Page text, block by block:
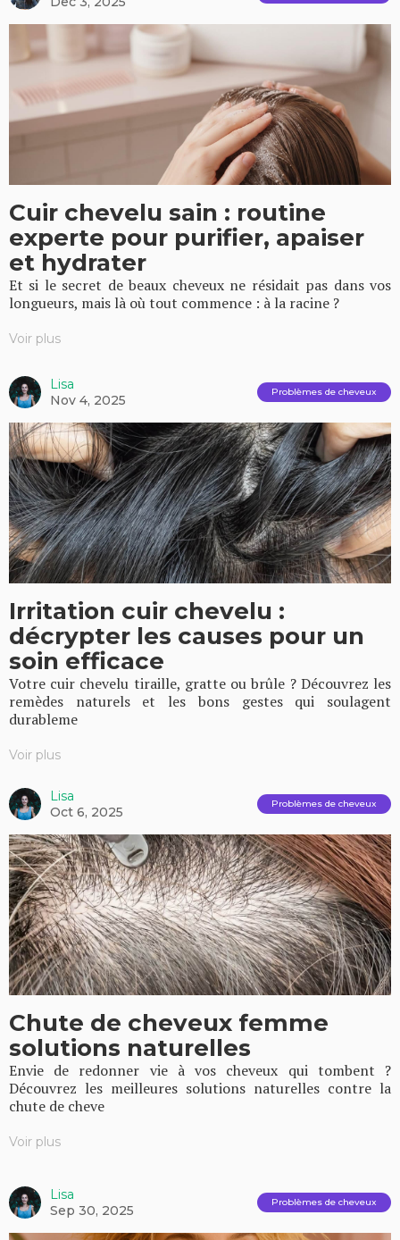
Cuir chevelu sain : routine
experte pour purifier, apaiser
et hydrater
Et si le secret de beaux cheveux ne résidait pas dans vos
longueurs, mais là où tout commence : à la racine ?
Voir plus
Lisa
Nov 4, 2025
Problèmes de cheveux
Irritation cuir chevelu :
décrypter les causes pour un
soin efficace
Votre cuir chevelu tiraille, gratte ou brûle ? Découvrez les
remèdes naturels et les bons gestes qui soulagent
durableme
Voir plus
Lisa
Oct 6, 2025
Problèmes de cheveux
Chute de cheveux femme
solutions naturelles
Envie de redonner vie à vos cheveux qui tombent ?
Découvrez les meilleures solutions naturelles contre la
chute de cheve
Voir plus
Lisa
Sep 30, 2025
Problèmes de cheveux